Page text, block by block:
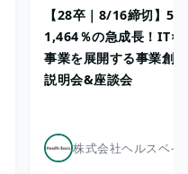
【28卒｜8/16締切】5
1,464％の急成長！IT×
事業を展開する事業創
説明会&座談会
株式会社ヘルスベイ